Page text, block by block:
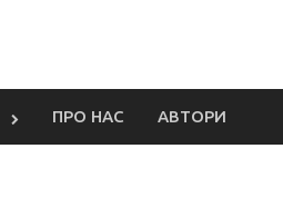
ПРО НАС АВТОРИ